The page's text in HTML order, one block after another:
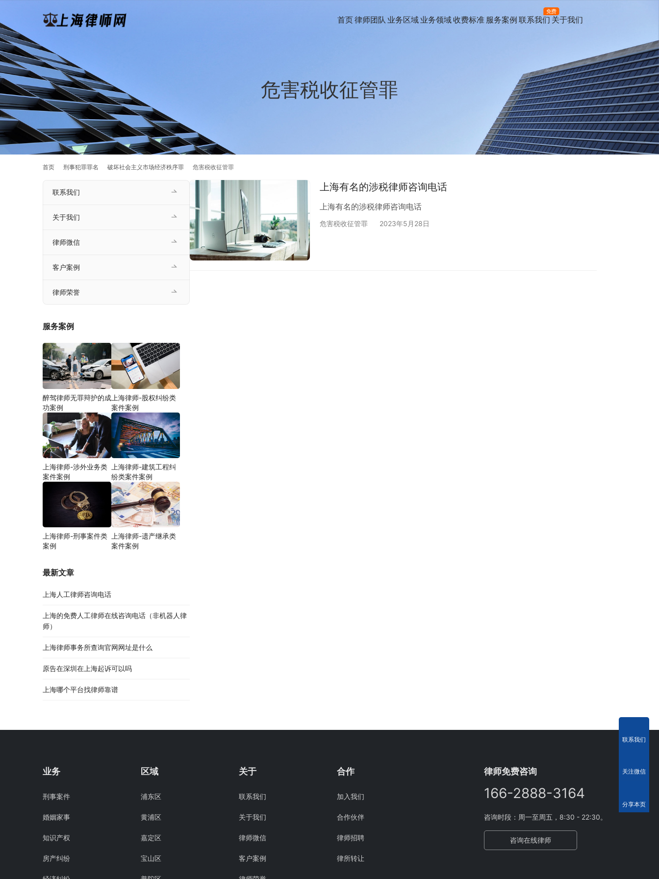
首页律师团队 业务区域 业务领域收费标准 服务案例 联系我们
免费
关于我们
危害税收征管罪
首页 刑事犯罪罪名 破坏社会主义市场经济秩序罪 危害税收征管罪
上海有名的涉税律师咨询电话
上海有名的涉税律师咨询电话
危害税收征管罪 2023年5月28日
联系我们
关于我们
律师微信
客户案例
律师荣誉
服务案例
醉驾律师无罪辩护的成
功案例
上海律师-股权纠纷类
案件案例
上海律师-涉外业务类
案件案例
上海律师-建筑工程纠
纷类案件案例
上海律师-刑事案件类
案例
上海律师-遗产继承类
案件案例
最新文章
上海人工律师咨询电话
上海的免费人工律师在线咨询电话（非机器人律
师）
上海律师事务所查询官网网址是什么
原告在深圳在上海起诉可以吗
上海哪个平台找律师靠谱
业务
刑事案件
婚姻家事
知识产权
房产纠纷
区域
浦东区
黄浦区
嘉定区
宝山区
关于
联系我们
关于我们
律师微信
客户案例
合作
加入我们
合作伙伴
律师招聘
律所转让
律师免费咨询
166-2888-3164
咨询时段：周一至周五，8:30 - 22:30。
咨询在线律师
联系我们
关注微信
分享本页